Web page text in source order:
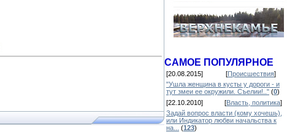
САМОЕ ПОПУЛЯРНОЕ
[20.08.2015] [Происшествия]
"Ушла женщина в кусты у дороги - и
тут змеи ее окружили. Съелии!.." (0)
[22.10.2010]
[Власть, политика]
Задай вопрос власти (кому хочешь),
или Индикатор любви начальства к
на...
(123)